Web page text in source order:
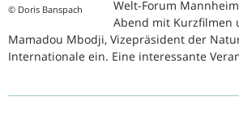
© Doris Banspach
Welt-Forum
Abend mit Kurzfilmen
Mamadou Mbodji, Vizepräsident der
Internationale ein. Eine interessante